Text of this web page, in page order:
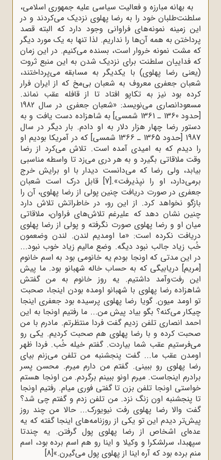
به بهانه مبارزه و فعالیت سیاسی علیه جمهوری اسلامی،
سلطنت‌طلبان خود را به رضا پهلوی نزدیک می‌کردند و در
این زمینه نمونه‌های فراوانی وجود دارد که البته قصد
پرداختن به همه آن‌ها را نداریم. لذا تنها به یک مورد دیگر
که مشت نمونه خروار است، بسنده می‌کنیم. در این زمان
که فداییان سلطنت برای نزدیک ‌شدن به این منبع ثروت
(یعنی رضا پهلوی) با یکدیگر به مسابقه می‌پرداختند،
شعبان جعفری معروف به شعبان بی‌مخ که از ایران فرار
کرده بود نیز به تکاپو افتاد تا از قافله عقب نماند.
مسعودانصاری می‌نویسد: «شعبان جعفری در سال 1982
[حدود 1360 ـ 1361 شمسی] به شاهزاده دست یافت و به
دستور رضا چهار هزار دلار به او دادم. بار دیگر در سال
1987 [حدود 1365 ـ 1366 شمسی] که در آمریکا بودیم او
را دیدم که به امیدی آمده است. تلاش می‌کرد از رضا
وقت ملاقاتی بگیرد و به هر دری می‌زد تا واسطه مناسبی
بیابد، ولی رضا که می‌دانست دیدار با او برایش خرج
برمی‌دارد، او را نپذیرفت».[7]
قابل درک است شعبان
جعفری در صورت دریافت چنین پولی از رضا پهلوی، آن را
بازگو نخواهد کرد. از این رو، در خاطراتش تلاش دارد
چنین نشان دهد که علیرغم تلاش‌های فراوان، ملاقاتی
میان او و رضا پهلوی صورت نگرفته و پولی از رضا پهلوی
دریافت نکرده است: «ما اومدیم لندن. لندن وضعمون
خُب زیاد جالب نبود دیگه. وضع مالیم زیاد خوب نبود...
در این مدتی که اونجا بودم یه خانومی بود به اسم خانوم
[مریم] دریابیگی که به حساب خاله شهبانو بود. ما پیش
این رفت‌وآمد داشتیم. یه‌ روز خانوم به من گفتش
شاهزاده رضا پهلوی با شهبانو اومده بودن اینجا، صحبت
تو اومد میون. گویا رضا پهلوی پرسیده بود جعفری اینجا
چیکار می‌کنه؟ بگو بیاد پیش من... ما رفتیم اونجا به این
احمد انصاری تلفن زدیم گفت فردا منتظرتم. مادرم با من
صحبت کرده و با رضا پهلوی هم صحبت کردیم. یکی رو
می‌فرستیم عقب شما بیاردت. گفتم خیله خُب. فردا ظهر
اومدن عقب ما... گفت پنجشنبه من تلفن می‌زنم بیای
رضا پهلوی رو ببینی. گفتم من دارم میرم. محسن پسر
برادرم اینجاست. میرم اونو ببینم برگردم. من اونجا هستم
خواستی اونجا تلفن بزن تا گفتی فوری میام. رفتیم اونجا
تا پنجشنبه اون زنگ نزد. من تلفن زدم و گفتم چی شد؟
گفت والا رضا پهلوی رفت نیویورک... حالا من چند روز
پیش‌تر دیدم این تو یکی از روزنامه‌های اینجا گفته که یه
عده‌ای اشخاص از رضا پهلوی پول گرفتن. یه چندتا
سپهبدا، سرلشکرا و وکیلا و اینا رو هم اسم برده بود، اسم
منم برده بود که آره اینا از پهلوی پول می‌گیرن.»[8]